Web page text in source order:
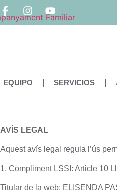
EQUIPO SERVICIOS
AVÍS LEGAL
Aquest avís legal regula l’ús
1. Compliment LSSI: Article 10
Titular de la web: ELISENDA